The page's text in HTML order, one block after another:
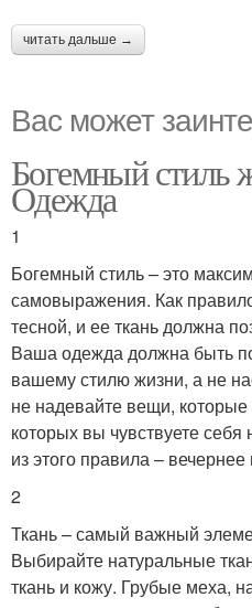
читать дальше →
Вас может
Богемный стиль
Одежда
1
Богемный стиль – это
самовыражения. Как
тесной, и ее ткань должна
Ваша одежда должна быть
вашему стилю жизни, а не
не надевайте вещи,
которых вы чувствуете
из этого правила – вечернее
2
Ткань – самый важный
Выбирайте натуральные
ткань и кожу. Грубые меха,